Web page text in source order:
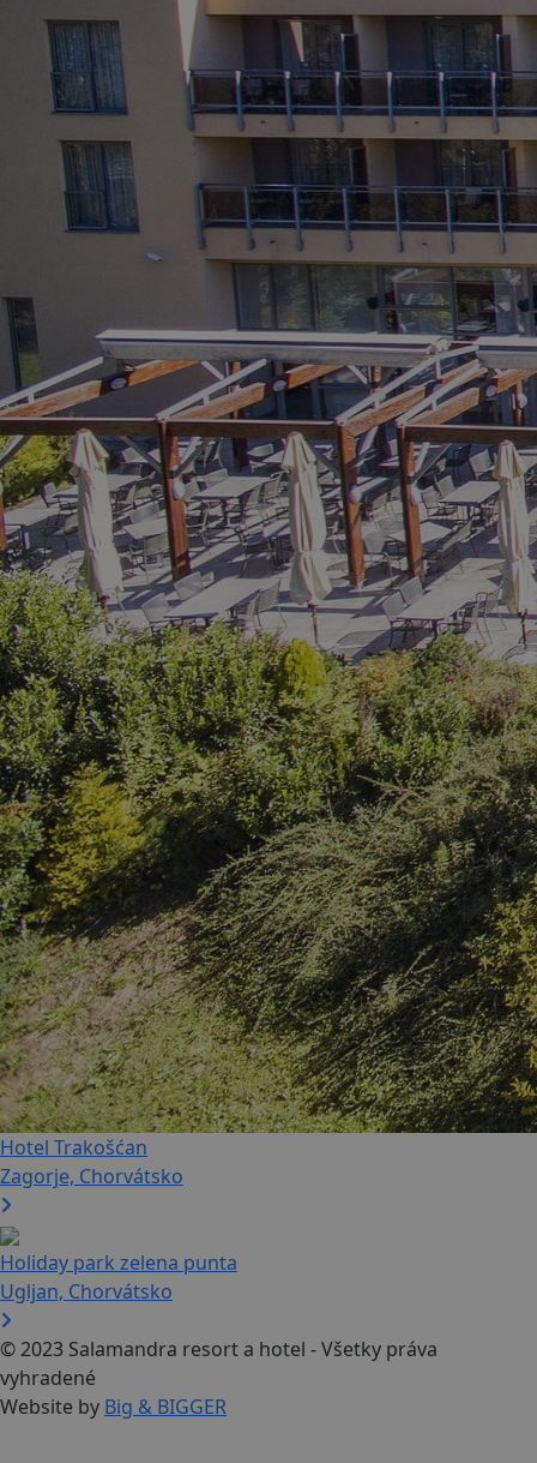
Hotel Trakošćan
Zagorje, Chorvátsko
Holiday park zelena punta
Ugljan, Chorvátsko
© 2023 Salamandra resort a hotel - Všetky práva
vyhradené
Website by Big & BIGGER